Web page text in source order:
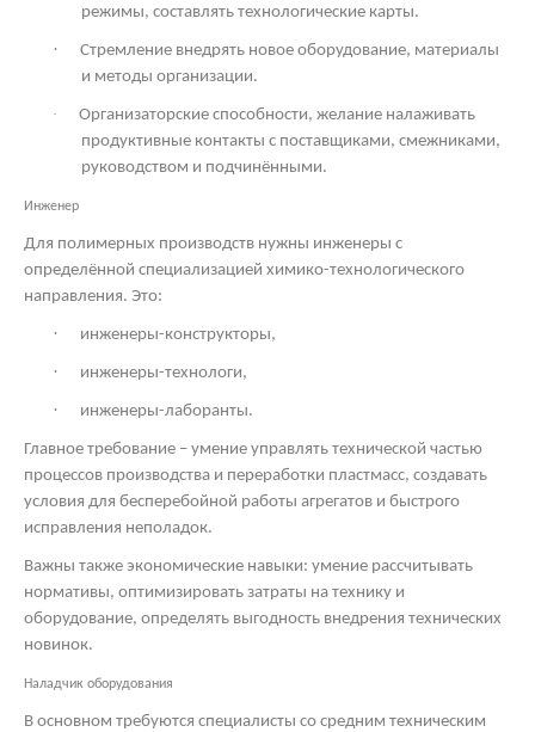
режимы, составлять технологические карты.
·
Стремление внедрять новое оборудование, материалы
и методы организации.
·
Организаторские способности, желание налаживать
продуктивные контакты с поставщиками, смежниками,
руководством и подчинёнными.
Инженер
Для полимерных производств нужны инженеры с
определённой специализацией химико-технологического
направления. Это:
· инженеры-конструкторы,
· инженеры-технологи,
· инженеры-лаборанты.
Главное требование – умение управлять технической частью
процессов производства и переработки пластмасс, создавать
условия для бесперебойной работы агрегатов и быстрого
исправления неполадок.
Важны также экономические навыки: умение рассчитывать
нормативы, оптимизировать затраты на технику и
оборудование, определять выгодность внедрения технических
новинок.
Наладчик оборудования
В основном требуются специалисты со средним техническим